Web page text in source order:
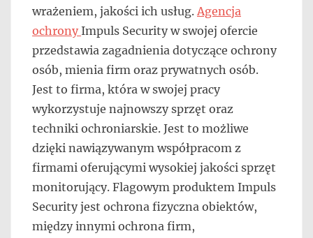
wrażeniem, jakości ich usług.Agencja
ochrony Impuls Security w swojej ofercie
przedstawia zagadnienia dotyczące ochrony
osób, mienia firm oraz prywatnych osób.
Jest to firma, która w swojej pracy
wykorzystuje najnowszy sprzęt oraz
techniki ochroniarskie. Jest to możliwe
dzięki nawiązywanym współpracom z
firmami oferującymi wysokiej jakości sprzęt
monitorujący. Flagowym produktem Impuls
Security jest ochrona fizyczna obiektów,
między innymi ochrona firm,